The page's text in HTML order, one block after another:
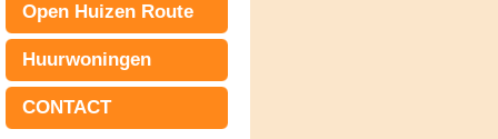
Open Huizen Route
Huurwoningen
CONTACT